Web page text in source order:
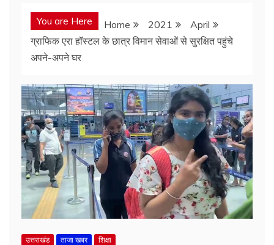
You are Here Home 2021
April
ग्राफिक एरा हॉस्टल के छात्र विमान सेवाओं से सुरक्षित पहुंचे
अपने-अपने घर
उत्तराखंड ताजा खबर शिक्षा